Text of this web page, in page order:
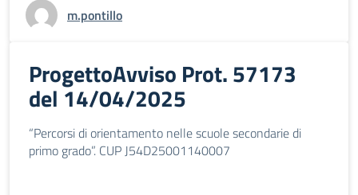
m.pontillo
ProgettoAvviso Prot. 57173
del 14/04/2025
“Percorsi di orientamento nelle scuole secondarie di
primo grado”. CUP J54D25001140007